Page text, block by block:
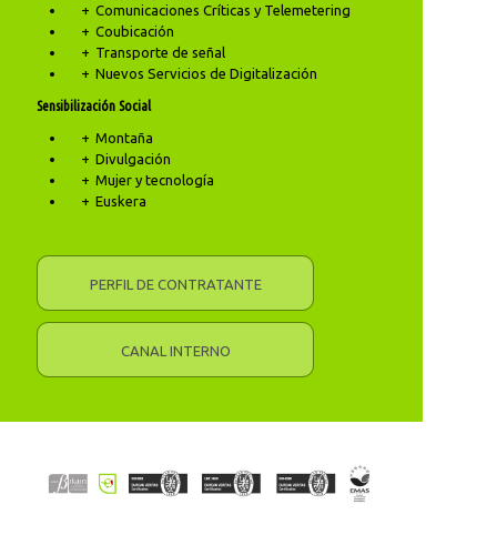
Comunicaciones Críticas y Telemetering
Coubicación
Transporte de señal
Nuevos Servicios de Digitalización
Sensibilización Social
Montaña
Divulgación
Mujer y tecnología
Euskera
PERFIL DE CONTRATANTE
CANAL INTERNO